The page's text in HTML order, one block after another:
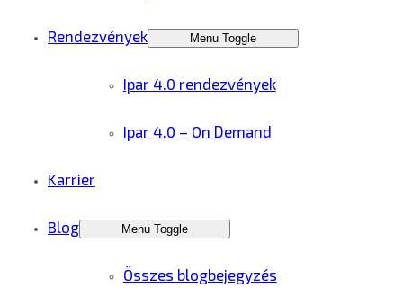
Rendezvények Menu Toggle
Ipar 4.0 rendezvények
Ipar 4.0 – On Demand
Karrier
Blog Menu Toggle
Összes blogbejegyzés